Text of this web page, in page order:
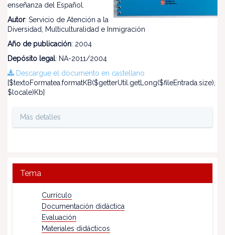
enseñanza del Español.
Autor: Servicio de Atención a la
Diversidad, Multiculturalidad e Inmigración
Año de publicación: 2004
Depósito legal: NA-2011/2004
Descargue el documento en castellano
[$textoFormatea.formatKB($getterUtil.getLong($fileEntrada.size),
$locale)Kb]
Más detalles
Tema
Currículo
Documentación didáctica
Evaluación
Materiales didácticos